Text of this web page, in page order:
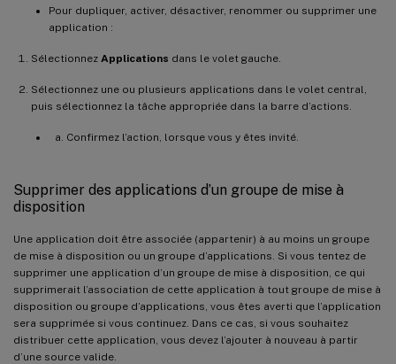
Pour dupliquer, activer, désactiver, renommer ou supprimer une
application :
Sélectionnez Applications dans le volet gauche.
Sélectionnez une ou plusieurs applications dans le volet central,
puis sélectionnez la tâche appropriée dans la barre d’actions.
Confirmez l’action, lorsque vous y êtes invité.
Supprimer des applications d’un groupe de mise à
disposition
Une application doit être associée (appartenir) à au moins un groupe
de mise à disposition ou un groupe d’applications. Si vous tentez de
supprimer une application d’un groupe de mise à disposition, ce qui
supprimerait l’association de cette application à tout groupe de mise à
disposition ou groupe d’applications, vous êtes averti que l’application
sera supprimée si vous continuez. Dans ce cas, si vous souhaitez
distribuer cette application, vous devez l’ajouter à nouveau à partir
d’une source valide.